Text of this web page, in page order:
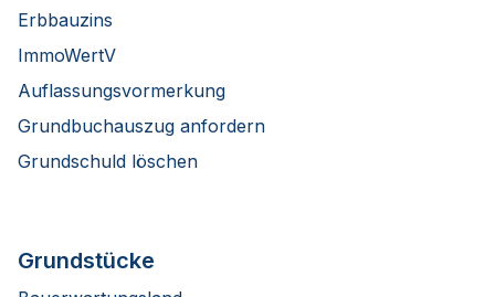
Erbbauzins
ImmoWertV
Auflassungsvormerkung
Grundbuchauszug anfordern
Grundschuld löschen
Grundstücke